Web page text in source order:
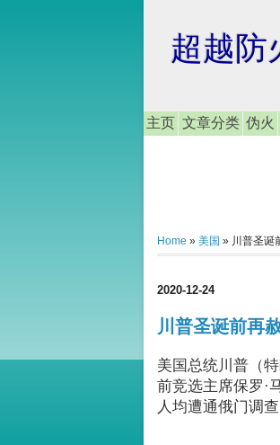
超越防
主页 文章分类 伪火
Home » 美国 » 川普圣诞
2020-12-24
川普圣诞前再
美国总统川普（
前竞选主席保罗·
人均遭通俄门调查